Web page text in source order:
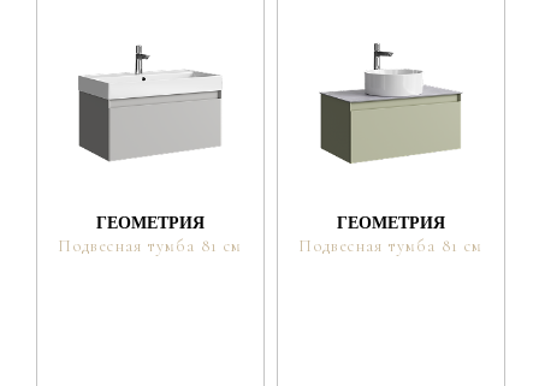
ГЕОМЕТРИЯ
Подвесная тумба 81 см
ГЕОМЕТРИЯ
Подвесная тумба 81 см